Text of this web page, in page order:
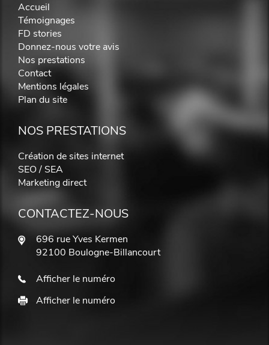
Accueil
Témoignages
FD stories
Donnez-nous votre avis
Nos prestations
Contact
Mentions légales
Plan du site
NOS PRESTATIONS
Création de sites internet
SEO / SEA
Marketing direct
CONTACTEZ-NOUS
696 rue Yves Kermen
92100 Boulogne-Billancourt
Afficher le numéro
Afficher le numéro